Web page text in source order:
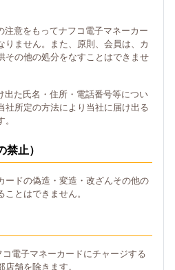
注意をもってナフコ電子マネーカー
りません。また、原則、会員は、カ
その他の処分をなすことはできませ
出た氏名・住所・電話番号等につい
社所定の方法により当社に届け出る
止）
ードの偽造・変造・改ざんその他の
とはできません。
電子マネーカードにチャージする
店舗を除きます。